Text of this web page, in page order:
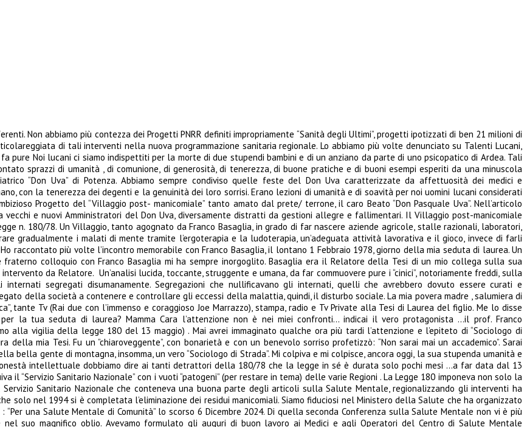
Non abbiamo più contezza dei Progetti PNRR definiti impropriamente “Sanità degli Ultimi”, progetti ipotizzati di ben 21 milioni di
di tali interventi nella nuova programmazione sanitaria regionale. Lo abbiamo più volte denunciato su Talenti Lucani,
Noi lucani ci siamo indispettiti per la morte di due stupendi bambini e di un anziano da parte di uno psicopatico di Ardea. Tali
sprazzi di umanità , di comunione, di generosità, di tenerezza, di buone pratiche e di buoni esempi esperiti da una minuscola
“Don Uva” di Potenza. Abbiamo sempre condiviso quelle feste del Don Uva caratterizzate da affettuosità dei medici e
con la tenerezza dei degenti e la genuinità dei loro sorrisi. Erano lezioni di umanità e di soavità per noi uomini lucani considerati
Progetto del “Villaggio post- manicomiale” tanto amato dal prete/ terrone, il caro Beato “Don Pasquale Uva”. Nell’articolo
vecchi e nuovi Amministratori del Don Uva, diversamente distratti da gestioni allegre e fallimentari. Il Villaggio post-manicomiale
n. 180/78. Un Villaggio, tanto agognato da Franco Basaglia, in grado di far nascere aziende agricole, stalle razionali, laboratori,
gradualmente i malati di mente tramite l’ergoterapia e la ludoterapia, un’adeguata attività lavorativa e il gioco, invece di farli
raccontato più volte l’incontro memorabile con Franco Basaglia, il lontano 1 Febbraio 1978, giorno della mia seduta di laurea. Un
colloquio con Franco Basaglia mi ha sempre inorgoglito. Basaglia era il Relatore della Tesi di un mio collega sulla sua
da Relatore. Un’analisi lucida, toccante, struggente e umana, da far commuovere pure i “cinici”, notoriamente freddi, sulla
segregati disumanamente. Segregazioni che nullificavano gli internati, quelli che avrebbero dovuto essere curati e
della società a contenere e controllare gli eccessi della malattia, quindi, il disturbo sociale. La mia povera madre , salumiera di
tante Tv (Rai due con l’immenso e coraggioso Joe Marrazzo), stampa, radio e Tv Private alla Tesi di Laurea del figlio. Me lo disse
la tua seduta di laurea? Mamma Cara l’attenzione non è nei miei confronti… indicai il vero protagonista …il prof. Franco
alla vigilia della legge 180 del 13 maggio) . Mai avrei immaginato qualche ora più tardi l’attenzione e l’epiteto di “Sociologo di
mia Tesi. Fu un ”chiaroveggente”, con bonarietà e con un benevolo sorriso profetizzò: “Non sarai mai un accademico”. Sarai
bella gente di montagna, insomma, un vero “Sociologo di Strada”. Mi colpiva e mi colpisce, ancora oggi, la sua stupenda umanità e
intellettuale dobbiamo dire ai tanti detrattori della 180/78 che la legge in sé è durata solo pochi mesi …a far data dal 13
“Servizio Sanitario Nazionale” con i vuoti “patogeni” (per restare in tema) delle varie Regioni . La Legge 180 imponeva non solo la
Sanitario Nazionale che conteneva una buona parte degli articoli sulla Salute Mentale, regionalizzando gli interventi ha
solo nel 1994 si è completata l’eliminazione dei residui manicomiali. Siamo fiduciosi nel Ministero della Salute che ha organizzato
una Salute Mentale di Comunità” lo scorso 6 Dicembre 2024. Di quella seconda Conferenza sulla Salute Mentale non vi è più
suo magnifico oblio. Avevamo formulato gli auguri di buon lavoro ai Medici e agli Operatori del Centro di Salute Mentale